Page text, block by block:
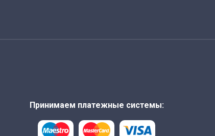
Принимаем платежные системы: